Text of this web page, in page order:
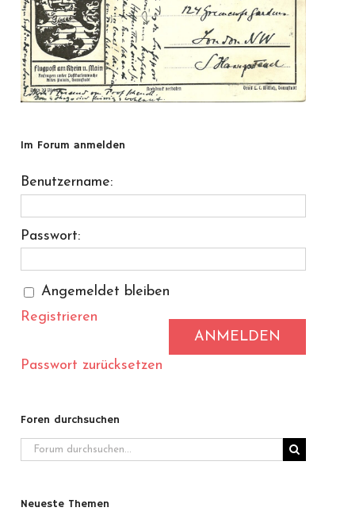
Im Forum anmelden
Benutzername:
Passwort:
Angemeldet bleiben
ANMELDEN
Registrieren
Passwort zurücksetzen
Foren durchsuchen
Neueste Themen